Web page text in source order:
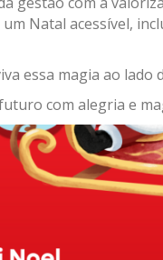
Natal acessível,
essa magia ao lado
com alegria e